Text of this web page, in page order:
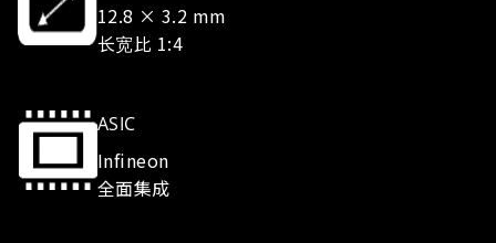
动态发射
根据模式需要
µLED 光源